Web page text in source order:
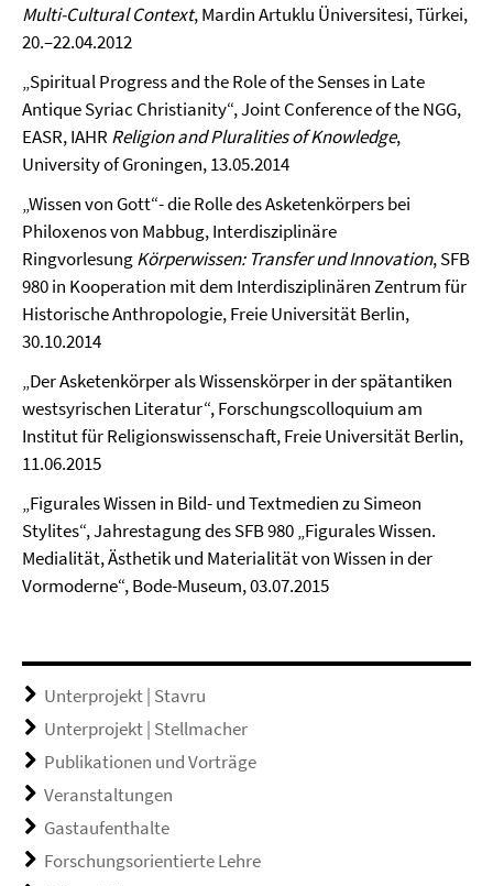
Multi-Cultural Context, Mardin Artuklu Üniversitesi, Türkei,
20.–22.04.2012
„Spiritual Progress and the Role of the Senses in Late
Antique Syriac Christianity“, Joint Conference of the NGG,
EASR, IAHR Religion and Pluralities of Knowledge,
University of Groningen, 13.05.2014
„Wissen von Gott“- die Rolle des Asketenkörpers bei
Philoxenos von Mabbug, Interdisziplinäre
RingvorlesungKörperwissen: Transfer und Innovation, SFB
980 in Kooperation mit dem Interdisziplinären Zentrum für
Historische Anthropologie, Freie Universität Berlin,
30.10.2014
„Der Asketenkörper als Wissenskörper in der spätantiken
westsyrischen Literatur“, Forschungscolloquium am
Institut für Religionswissenschaft, Freie Universität Berlin,
11.06.2015
„Figurales Wissen in Bild- und Textmedien zu Simeon
Stylites“, Jahrestagung des SFB 980 „Figurales Wissen.
Medialität, Ästhetik und Materialität von Wissen in der
Vormoderne“, Bode-Museum, 03.07.2015
Unterprojekt | Stavru
Unterprojekt | Stellmacher
Publikationen und Vorträge
Veranstaltungen
Gastaufenthalte
Forschungsorientierte Lehre